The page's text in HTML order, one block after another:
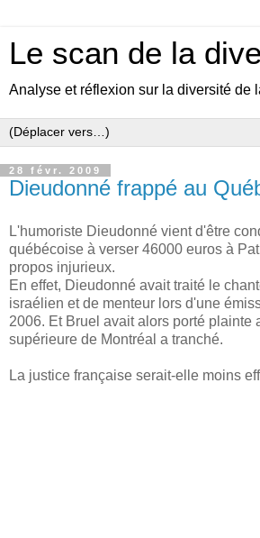
Le scan de la
Analyse et réflexion sur la diversité de
28 févr. 2009
Dieudonné frappé au
L'humoriste Dieudonné vient d'être
québécoise à verser 46000 euros à
propos injurieux.
En effet, Dieudonné avait traité le
israélien et de menteur lors d'une
2006. Et Bruel avait alors porté plainte
supérieure de Montréal a tranché.
La justice française serait-elle moins